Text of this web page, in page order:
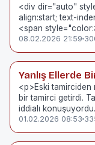
<div dir="auto"
align:start; text-
<span
08.02.2026 21:59
Yanlış Ellerde
<p>Eski
bir tamirci getirdi.
iddialı
01.02.2026 08:53